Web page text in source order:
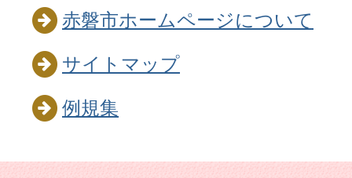
赤磐市ホームページについて
サイトマップ
例規集